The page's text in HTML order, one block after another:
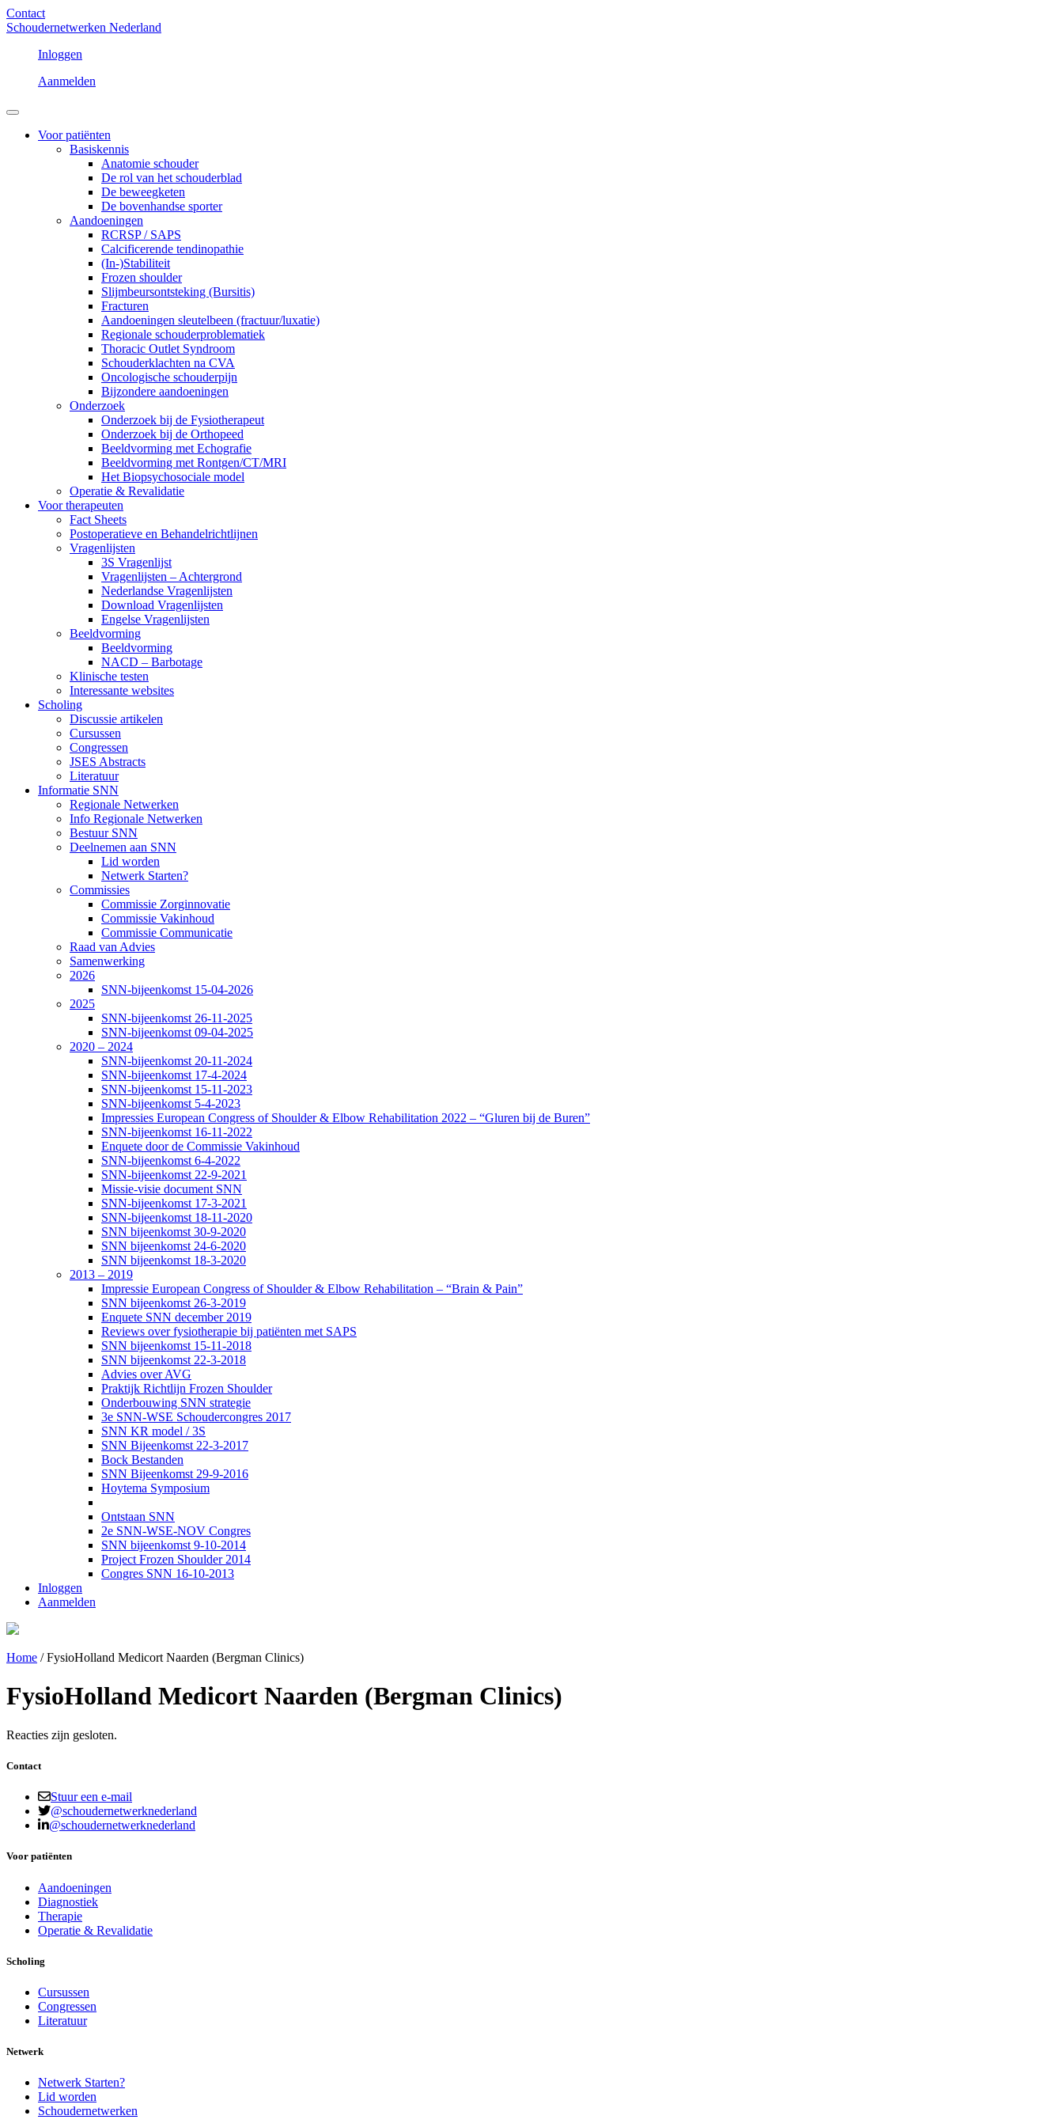
Contact
Schoudernetwerken Nederland
Inloggen
Aanmelden
Voor patiënten
Basiskennis
Anatomie schouder
De rol van het schouderblad
De beweegketen
De bovenhandse sporter
Aandoeningen
RCRSP / SAPS
Calcificerende tendinopathie
(In-)Stabiliteit
Frozen shoulder
Slijmbeursontsteking (Bursitis)
Fracturen
Aandoeningen sleutelbeen (fractuur/luxatie)
Regionale schouderproblematiek
Thoracic Outlet Syndroom
Schouderklachten na CVA
Oncologische schouderpijn
Bijzondere aandoeningen
Onderzoek
Onderzoek bij de Fysiotherapeut
Onderzoek bij de Orthopeed
Beeldvorming met Echografie
Beeldvorming met Rontgen/CT/MRI
Het Biopsychosociale model
Operatie & Revalidatie
Voor therapeuten
Fact Sheets
Postoperatieve en Behandelrichtlijnen
Vragenlijsten
3S Vragenlijst
Vragenlijsten – Achtergrond
Nederlandse Vragenlijsten
Download Vragenlijsten
Engelse Vragenlijsten
Beeldvorming
Beeldvorming
NACD – Barbotage
Klinische testen
Interessante websites
Scholing
Discussie artikelen
Cursussen
Congressen
JSES Abstracts
Literatuur
Informatie SNN
Regionale Netwerken
Info Regionale Netwerken
Bestuur SNN
Deelnemen aan SNN
Lid worden
Netwerk Starten?
Commissies
Commissie Zorginnovatie
Commissie Vakinhoud
Commissie Communicatie
Raad van Advies
Samenwerking
2026
SNN-bijeenkomst 15-04-2026
2025
SNN-bijeenkomst 26-11-2025
SNN-bijeenkomst 09-04-2025
2020 – 2024
SNN-bijeenkomst 20-11-2024
SNN-bijeenkomst 17-4-2024
SNN-bijeenkomst 15-11-2023
SNN-bijeenkomst 5-4-2023
Impressies European Congress of Shoulder & Elbow Rehabilitation 2022 – “Gluren bij de Buren”
SNN-bijeenkomst 16-11-2022
Enquete door de Commissie Vakinhoud
SNN-bijeenkomst 6-4-2022
SNN-bijeenkomst 22-9-2021
Missie-visie document SNN
SNN-bijeenkomst 17-3-2021
SNN-bijeenkomst 18-11-2020
SNN bijeenkomst 30-9-2020
SNN bijeenkomst 24-6-2020
SNN bijeenkomst 18-3-2020
2013 – 2019
Impressie European Congress of Shoulder & Elbow Rehabilitation – “Brain & Pain”
SNN bijeenkomst 26-3-2019
Enquete SNN december 2019
Reviews over fysiotherapie bij patiënten met SAPS
SNN bijeenkomst 15-11-2018
SNN bijeenkomst 22-3-2018
Advies over AVG
Praktijk Richtlijn Frozen Shoulder
Onderbouwing SNN strategie
3e SNN-WSE Schoudercongres 2017
SNN KR model / 3S
SNN Bijeenkomst 22-3-2017
Bock Bestanden
SNN Bijeenkomst 29-9-2016
Hoytema Symposium
Ontstaan SNN
2e SNN-WSE-NOV Congres
SNN bijeenkomst 9-10-2014
Project Frozen Shoulder 2014
Congres SNN 16-10-2013
Inloggen
Aanmelden
Home /FysioHolland Medicort Naarden (Bergman Clinics)
FysioHolland Medicort Naarden (Bergman Clinics)
Reacties zijn gesloten.
Contact
Stuur een e-mail
@schoudernetwerknederland
@schoudernetwerknederland
Voor patiënten
Aandoeningen
Diagnostiek
Therapie
Operatie & Revalidatie
Scholing
Cursussen
Congressen
Literatuur
Netwerk
Netwerk Starten?
Lid worden
Schoudernetwerken